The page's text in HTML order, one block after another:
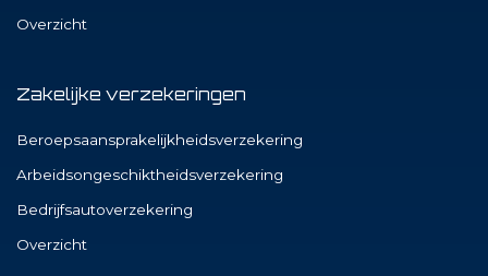
Overzicht
Zakelijke verzekeringen
Beroepsaansprakelijkheidsverzekering
Arbeidsongeschiktheidsverzekering
Bedrijfsautoverzekering
Overzicht